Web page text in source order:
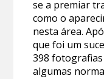
se a premiar
como o
nesta área.
que foi um
398
algumas